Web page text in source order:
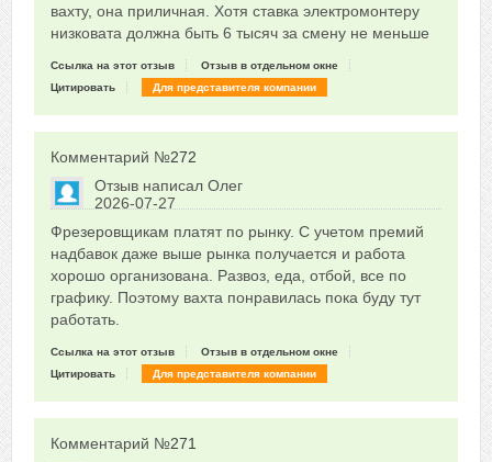
вахту, она приличная. Хотя ставка электромонтеру
низковата должна быть 6 тысяч за смену не меньше
Ссылка на этот отзыв
Отзыв в отдельном окне
Цитировать
Для представителя компании
Комментарий №272
Отзыв написал Олег
2026-07-27
0
Сказать друзьям об отзыве
Фрезеровщикам платят по рынку. С учетом премий
надбавок даже выше рынка получается и работа
хорошо организована. Развоз, еда, отбой, все по
графику. Поэтому вахта понравилась пока буду тут
работать.
Ссылка на этот отзыв
Отзыв в отдельном окне
Цитировать
Для представителя компании
Комментарий №271